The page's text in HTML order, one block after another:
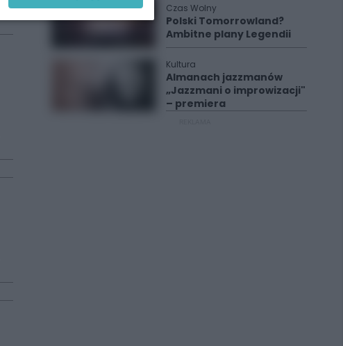
Czas Wolny
Polski Tomorrowland?
Ambitne plany Legendii
Kultura
Almanach jazzmanów
„Jazzmani o improwizacji"
– premiera